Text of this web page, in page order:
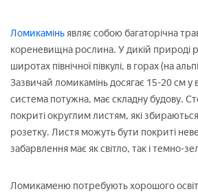
Ломикаміньявляє собою багаторічна
кореневищна рослина. У дикій природі
широтах північної півкулі, в горах (на
Зазвичай ломикамінь досягає 15-20 см у
система потужна, має складну будову.
покриті округлим листям, які
розетку. Листя можуть бути покриті
забарвлення має як світло, так і темно-
Ломикаменю потребують хорошого